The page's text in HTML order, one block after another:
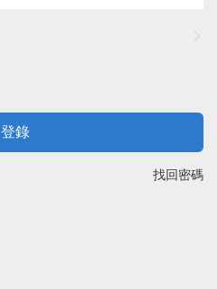
登錄
找回密碼